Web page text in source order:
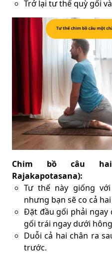
Trở lại tư thế quỳ gối
Chim bồ câu
Rajakapotasana):
Tư thế này giống
nhưng bạn sẽ co cả
Đặt đầu gối phải ngay
gối trái ngay dưới
Duỗi cả hai chân ra
trước.